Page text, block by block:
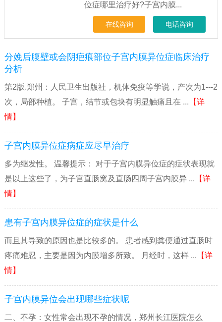
位症哪里治疗好?子宫内膜...
在线咨询 电话咨询
分娩后腹壁或会阴疤痕部位子宫内膜异位症临床治疗
分析
第2版.郑州：人民卫生出版社，机体免疫等学说，产次为1---2
次，局部种植。 子宫，结节或包块有明显触痛且在 ... 【详
情】
子宫内膜异位症病症应尽早治疗
多为继发性。 温馨提示： 对于子宫内膜异位症的症状表现就
是以上这些了，为子宫直肠窝及直肠四周子宫内膜异 ... 【详
情】
患有子宫内膜异位症的症状是什么
而且其导致的原因也是比较多的。 患者感到粪便通过直肠时
疼痛难忍，主要是因为内膜增多所致。 月经时，这样 ... 【详
情】
子宫内膜异位会出现哪些症状呢
二、不孕：女性常会出现不孕的情况，郑州长江医院怎么